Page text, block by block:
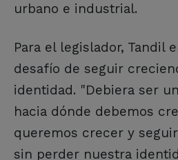
urbano e industrial.
Para el legislador, Tandil
desafío de seguir
identidad. "Debiera ser
hacia dónde debemos
queremos crecer y
sin perder nuestra